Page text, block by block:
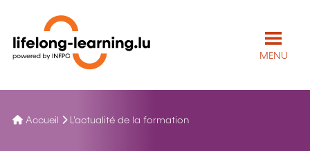
MENU
Accueil L'actualité de la formation